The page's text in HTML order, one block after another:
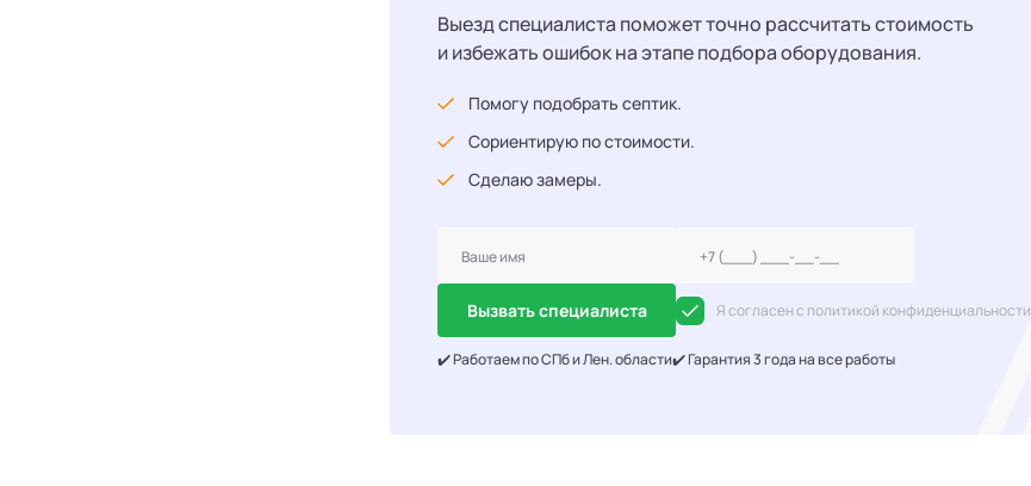
Выезд специалиста поможет точно рассчитать стоимость
и избежать ошибок на этапе подбора оборудования.
Помогу подобрать септик.
Сориентирую по стоимости.
Сделаю замеры.
Вызвать специалиста Я согласен с политикой конфиденциальности
✔️ Работаем по СПб и Лен. области✔️ Гарантия 3 года на все работы